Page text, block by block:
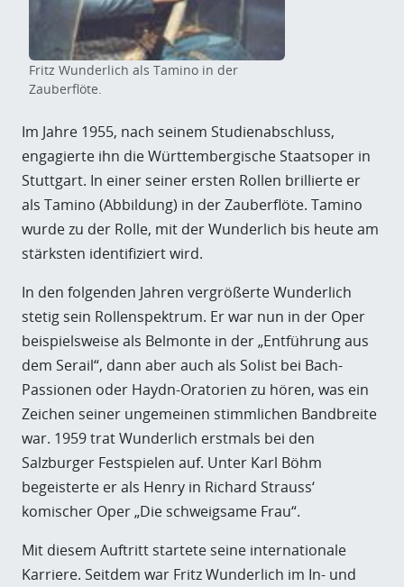
Fritz Wunderlich als Tamino in der
Zauberflöte.
Im Jahre 1955, nach seinem Studienabschluss,
engagierte ihn die Württembergische Staatsoper in
Stuttgart. In einer seiner ersten Rollen brillierte er
als Tamino (Abbildung) in der Zauberflöte. Tamino
wurde zu der Rolle, mit der Wunderlich bis heute am
stärksten identifiziert wird.
In den folgenden Jahren vergrößerte Wunderlich
stetig sein Rollenspektrum. Er war nun in der Oper
beispielsweise als Belmonte in der „Entführung aus
dem Serail“, dann aber auch als Solist bei Bach-
Passionen oder Haydn-Oratorien zu hören, was ein
Zeichen seiner ungemeinen stimmlichen Bandbreite
war. 1959 trat Wunderlich erstmals bei den
Salzburger Festspielen auf. Unter Karl Böhm
begeisterte er als Henry in Richard Strauss‘
komischer Oper „Die schweigsame Frau“.
Mit diesem Auftritt startete seine internationale
Karriere. Seitdem war Fritz Wunderlich im In- und